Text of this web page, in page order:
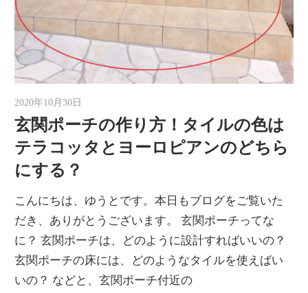
2020年10月30日
玄関ポーチの作り方！タイルの色は
テラコッタとヨーロピアンのどちら
にする？
こんにちは、ゆうとです。本日もブログをご覧いた
だき、ありがとうございます。 玄関ポーチってな
に？ 玄関ポーチは、どのように設計すればいいの？
玄関ポーチの床には、どのようなタイルを使えばい
いの？ などと、玄関ポーチ付近の